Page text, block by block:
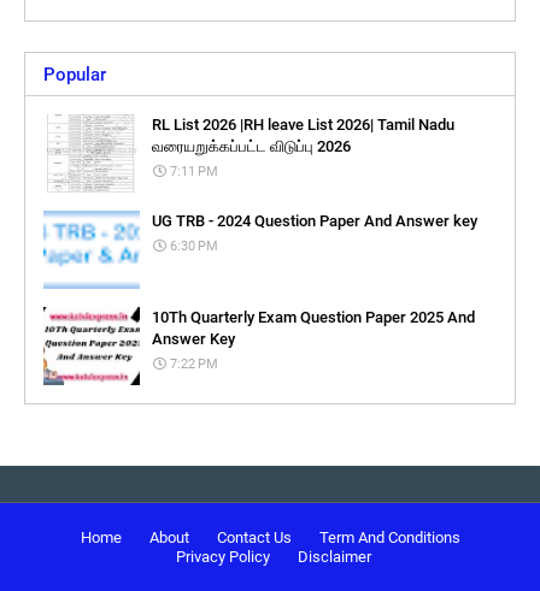
Popular
RL List 2026 |RH leave List 2026| Tamil Nadu
வரையறுக்கப்பட்ட விடுப்பு 2026
7:11 PM
UG TRB - 2024 Question Paper And Answer key
6:30 PM
10Th Quarterly Exam Question Paper 2025 And
Answer Key
7:22 PM
Home About Contact Us
Term And Conditions
Privacy Policy
Disclaimer